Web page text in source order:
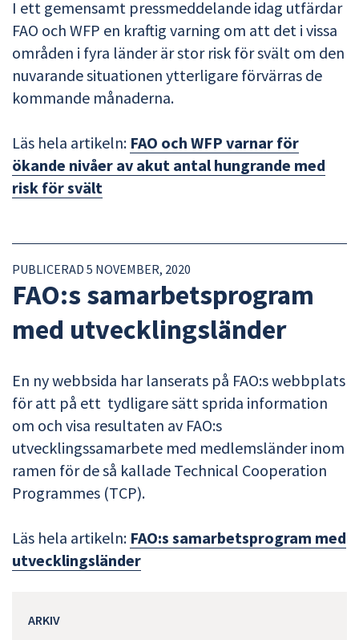
I ett gemensamt pressmeddelande idag utfärdar
FAO och WFP en kraftig varning om att det i vissa
områden i fyra länder är stor risk för svält om den
nuvarande situationen ytterligare förvärras de
kommande månaderna.
Läs hela artikeln: FAO och WFP varnar för
ökande nivåer av akut antal hungrande med
risk för svält
PUBLICERAD 5 NOVEMBER, 2020
FAO:s samarbetsprogram
med utvecklingsländer
En ny webbsida har lanserats på FAO:s webbplats
för att på ett tydligare sätt sprida information
om och visa resultaten av FAO:s
utvecklingssamarbete med medlemsländer inom
ramen för de så kallade Technical Cooperation
Programmes (TCP).
Läs hela artikeln: FAO:s samarbetsprogram med
utvecklingsländer
ARKIV